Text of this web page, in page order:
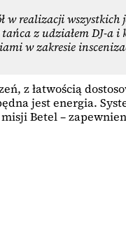
realizacji
z udziałem DJ-a
w zakresie
z łatwością
jest energia.
Betel –